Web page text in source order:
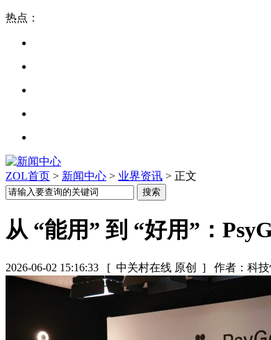
热点：
ZOL首页 > 新闻中心 > 业界资讯 > 正文
从 “能用” 到 “好用”：
2026-06-02 15:16:33 [ 中关村在线 原创 ] 作者：科